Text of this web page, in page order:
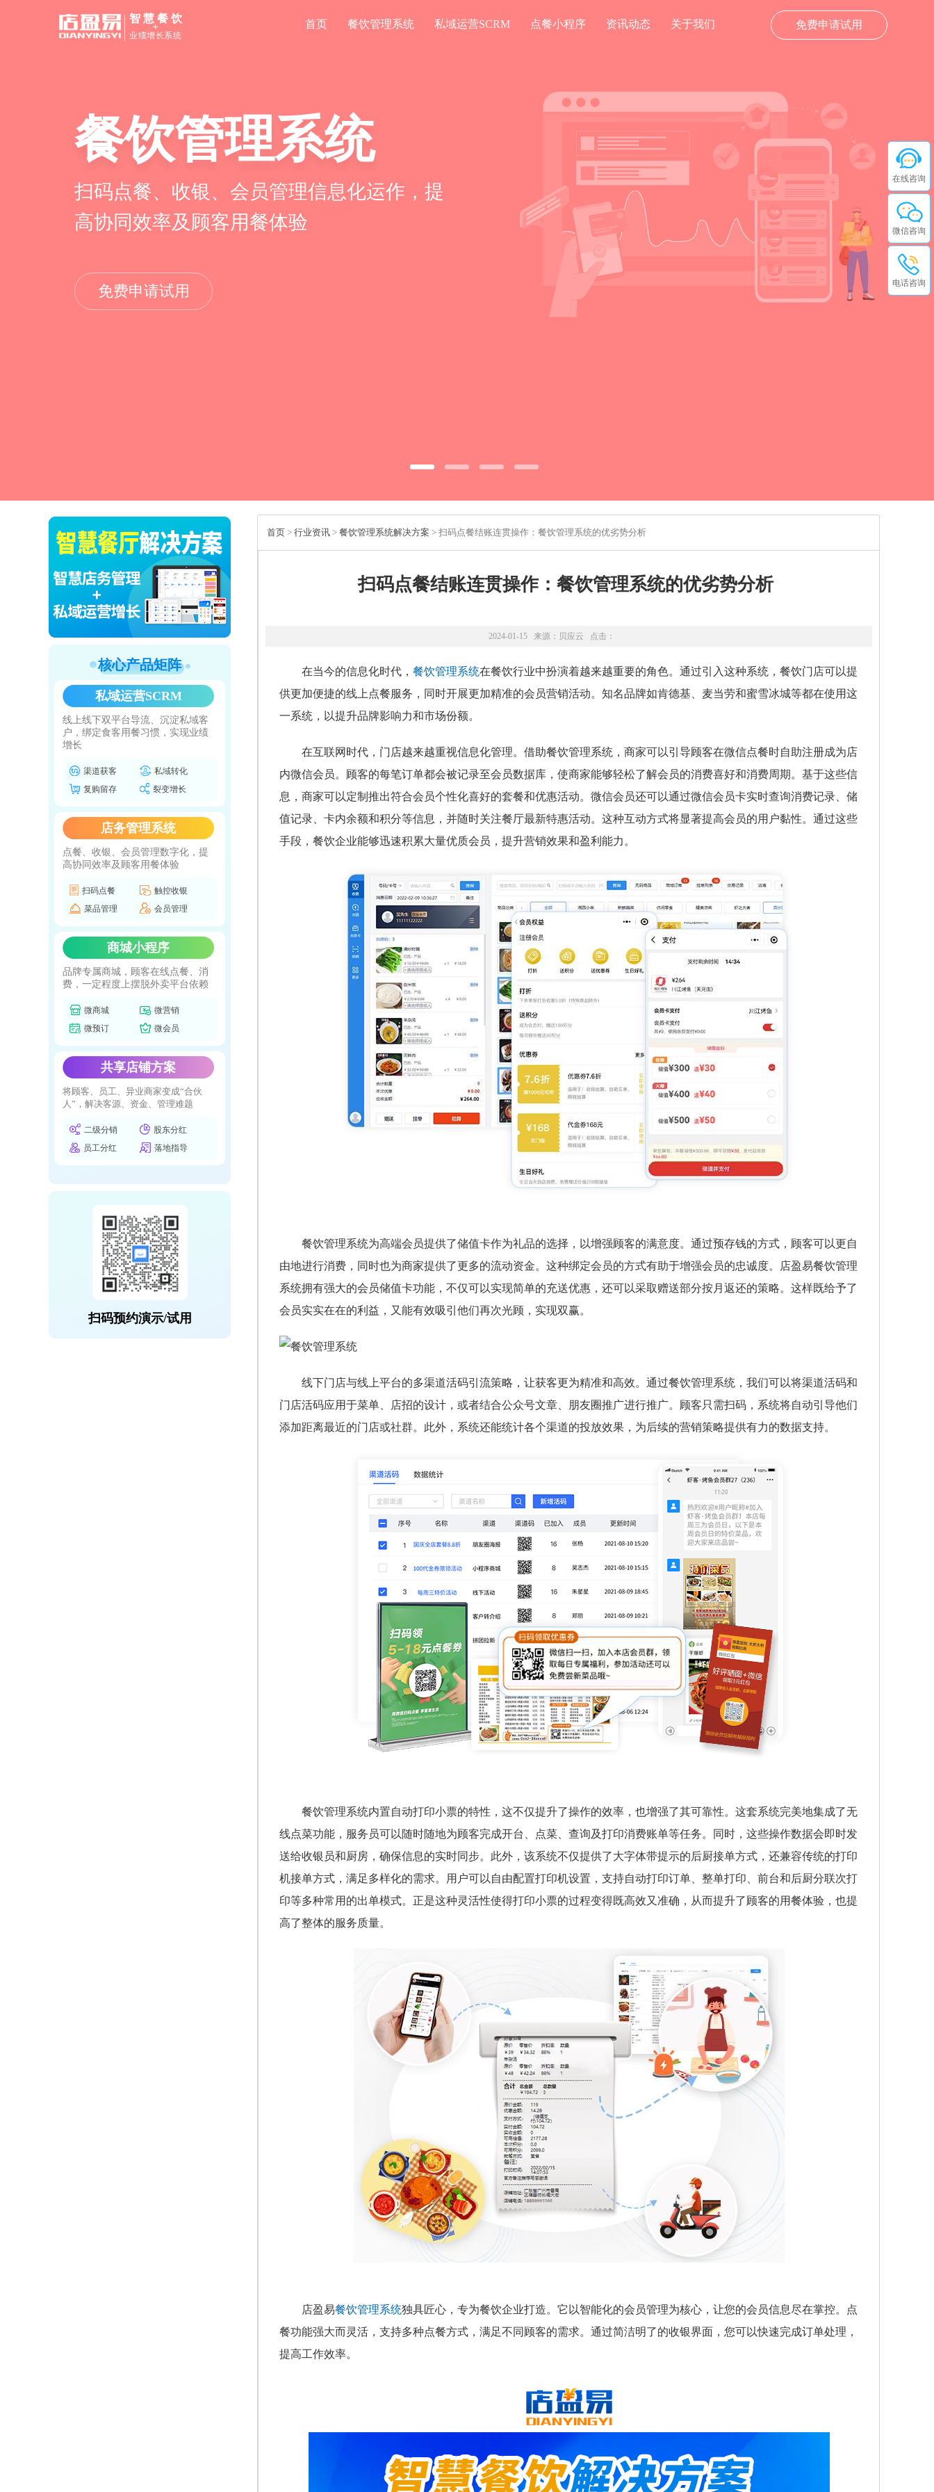
免费申请试用
智慧餐饮
+
业绩增长系统
首页 餐饮管理系统 私域运营SCRM 点餐小程序 资讯动态 关于我们
餐饮管理系统
扫码点餐、收银、会员管理信息化运作，提
高协同效率及顾客用餐体验
免费申请试用
私域运营SCRM
线上线下双平台导流、沉淀私域客户，绑定
食客用餐习惯，实现业绩增长
免费申请试用
核心产品矩阵
私域运营SCRM
线上线下双平台导流、沉淀私域客
户，绑定食客用餐习惯，实现业绩
增长
渠道获客
私域转化
复购留存
裂变增长
店务管理系统
点餐、收银、会员管理数字化，提
高协同效率及顾客用餐体验
扫码点餐
触控收银
菜品管理
会员管理
商城小程序
品牌专属商城，顾客在线点餐、消
费，一定程度上摆脱外卖平台依赖
微商城
微营销
微预订
微会员
共享店铺方案
将顾客、员工、异业商家变成“合伙
人”，解决客源、资金、管理难题
二级分销
股东分红
员工分红
落地指导
扫码预约演示/试用
首页 > 行业资讯 > 餐饮管理系统解决方案 > 扫码点餐结账连贯操作：餐饮管理系统的优劣势分析
扫码点餐结账连贯操作：餐饮管理系统的优劣势分析
2024-01-15 来源： 贝应云 点击：
在当今的信息化时代， 餐饮管理系统在餐饮行业中扮演着越来越重要的角色。通过引入这种系统，餐饮门店可以提
供更加便捷的线上点餐服务，同时开展更加精准的会员营销活动。知名品牌如肯德基、麦当劳和蜜雪冰城等都在使用这
一系统，以提升品牌影响力和市场份额。
在互联网时代，门店越来越重视信息化管理。借助餐饮管理系统，商家可以引导顾客在微信点餐时自助注册成为店
内微信会员。顾客的每笔订单都会被记录至会员数据库，使商家能够轻松了解会员的消费喜好和消费周期。基于这些信
息，商家可以定制推出符合会员个性化喜好的套餐和优惠活动。微信会员还可以通过微信会员卡实时查询消费记录、储
值记录、卡内余额和积分等信息，并随时关注餐厅最新特惠活动。这种互动方式将显著提高会员的用户黏性。通过这些
手段，餐饮企业能够迅速积累大量优质会员，提升营销效果和盈利能力。
餐饮管理系统为高端会员提供了储值卡作为礼品的选择，以增强顾客的满意度。通过预存钱的方式，顾客可以更自
由地进行消费，同时也为商家提供了更多的流动资金。这种绑定会员的方式有助于增强会员的忠诚度。店盈易餐饮管理
系统拥有强大的会员储值卡功能，不仅可以实现简单的充送优惠，还可以采取赠送部分按月返还的策略。这样既给予了
会员实实在在的利益，又能有效吸引他们再次光顾，实现双赢。
线下门店与线上平台的多渠道活码引流策略，让获客更为精准和高效。通过餐饮管理系统，我们可以将渠道活码和
门店活码应用于菜单、店招的设计，或者结合公众号文章、朋友圈推广进行推广。顾客只需扫码，系统将自动引导他们
添加距离最近的门店或社群。此外，系统还能统计各个渠道的投放效果，为后续的营销策略提供有力的数据支持。
餐饮管理系统内置自动打印小票的特性，这不仅提升了操作的效率，也增强了其可靠性。这套系统完美地集成了无
线点菜功能，服务员可以随时随地为顾客完成开台、点菜、查询及打印消费账单等任务。同时，这些操作数据会即时发
送给收银员和厨房，确保信息的实时同步。 此外，该系统不仅提供了大字体带提示的后厨接单方式，还兼容传统的打印
机接单方式，满足多样化的需求。用户可以自由配置打印机设置，支持自动打印订单、整单打印、前台和后厨分联次打
印等多种常用的出单模式。 正是这种灵活性使得打印小票的过程变得既高效又准确，从而提升了顾客的用餐体验，也提
高了整体的服务质量。
店盈易餐饮管理系统独具匠心，专为餐饮企业打造。它以智能化的会员管理为核心，让您的会员信息尽在掌控。点
餐功能强大而灵活，支持多种点餐方式，满足不同顾客的需求。通过简洁明了的收银界面，您可以快速完成订单处理，
提高工作效率。
在线咨询
微信咨询
电话咨询